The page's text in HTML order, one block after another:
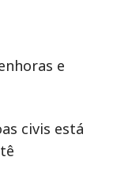
e
civis está